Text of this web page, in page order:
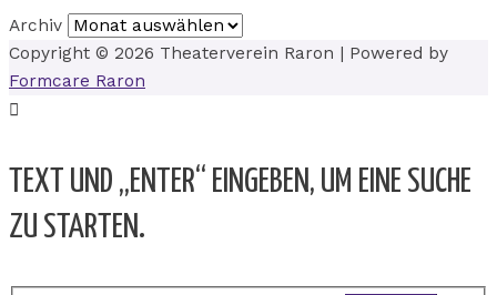
Archiv
Copyright © 2026 Theaterverein Raron | Powered by
Formcare Raron
TEXT UND „ENTER“ EINGEBEN, UM EINE SUCHE
ZU STARTEN.